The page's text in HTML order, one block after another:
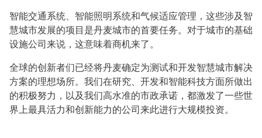
智能交通系统、智能照明系统和气候适应管理，这些涉及智
慧城市发展的项目是丹麦城市的首要任务。对于城市的基础
设施公司来说，这意味着商机来了。
全球的创新者们已经将丹麦确定为测试和开发智慧城市解决
方案的理想场所。我们在研究、开发和智能科技方面所做出
的积极努力，以及我们高水准的市政承诺，都激发了一些世
界上最具活力和创新能力的公司来此进行大规模投资。